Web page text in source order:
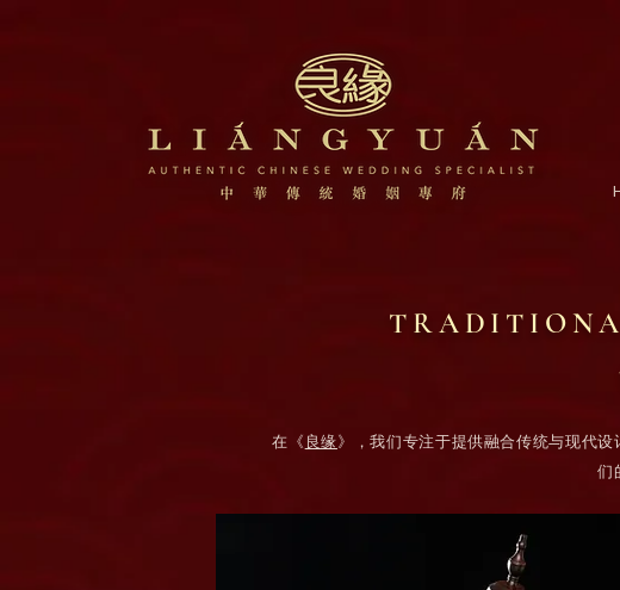
在《 良缘》，我们专注于提供融合传统与现代
们